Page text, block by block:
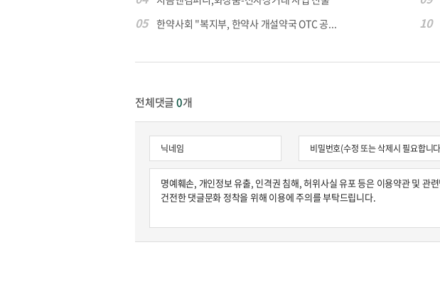
05 한약사회 "복지부, 한약사 개설약국 OTC 공... 10
전체댓글0개